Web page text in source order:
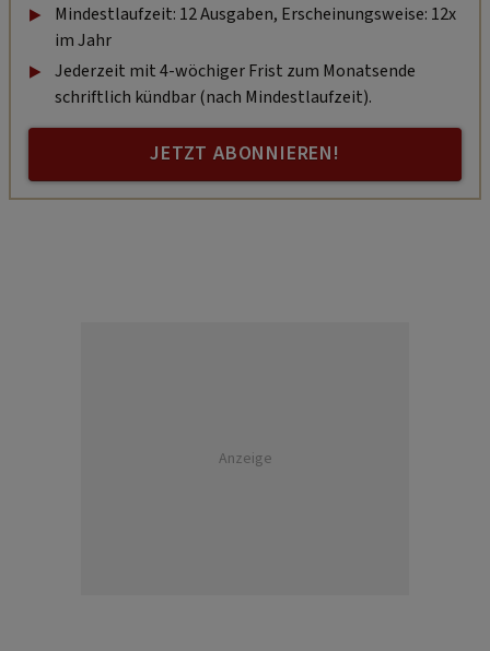
Mindestlaufzeit: 12 Ausgaben, Erscheinungsweise: 12x
im Jahr
Jederzeit mit 4-wöchiger Frist zum Monatsende
schriftlich kündbar (nach Mindestlaufzeit).
JETZT ABONNIEREN!
Anzeige